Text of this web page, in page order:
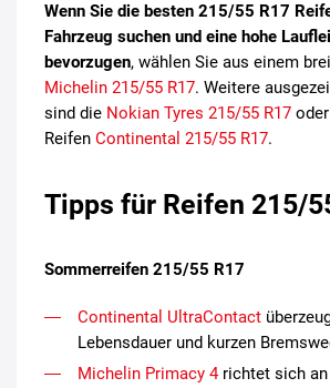
Wenn Sie die besten 215/55 R17
Fahrzeug suchen und eine hohe
bevorzugen, wählen Sie aus einem
Michelin 215/55 R17. Weitere
sind die Nokian Tyres 215/55 R17
Reifen Continental 215/55 R17.
Tipps für Reifen 215/
Sommerreifen 215/55 R17
Continental UltraContact
Lebensdauer und kurzen
Michelin Primacy 4richtet sich an